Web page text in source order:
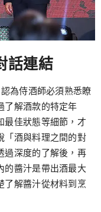
話連結
為侍酒師必須熟悉瞭
了解酒款的特定年
最佳狀態等細節，才
「酒與料理之間的對
過深度的了解後，再
的醬汁是帶出酒最大
了解醬汁從材料到烹